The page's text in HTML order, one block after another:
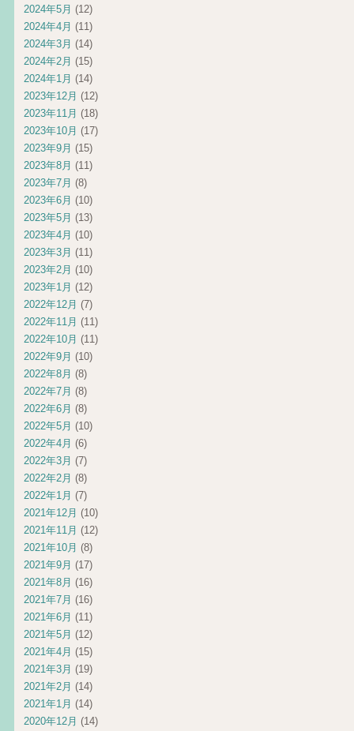
2024年5月 (12)
2024年4月 (11)
2024年3月 (14)
2024年2月 (15)
2024年1月 (14)
2023年12月 (12)
2023年11月 (18)
2023年10月 (17)
2023年9月 (15)
2023年8月 (11)
2023年7月 (8)
2023年6月 (10)
2023年5月 (13)
2023年4月 (10)
2023年3月 (11)
2023年2月 (10)
2023年1月 (12)
2022年12月 (7)
2022年11月 (11)
2022年10月 (11)
2022年9月 (10)
2022年8月 (8)
2022年7月 (8)
2022年6月 (8)
2022年5月 (10)
2022年4月 (6)
2022年3月 (7)
2022年2月 (8)
2022年1月 (7)
2021年12月 (10)
2021年11月 (12)
2021年10月 (8)
2021年9月 (17)
2021年8月 (16)
2021年7月 (16)
2021年6月 (11)
2021年5月 (12)
2021年4月 (15)
2021年3月 (19)
2021年2月 (14)
2021年1月 (14)
2020年12月 (14)